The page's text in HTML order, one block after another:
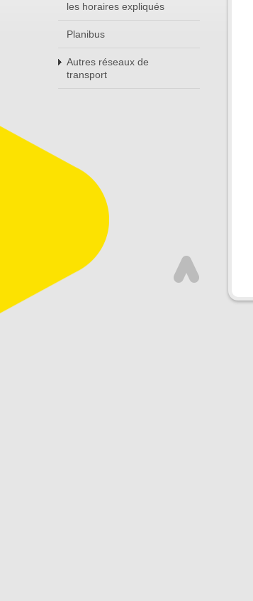
les horaires expliqués
Planibus
Autres réseaux de
transport